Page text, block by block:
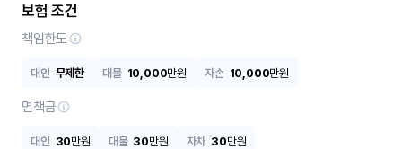
보험 조건
책임한도
대인 무제한 대물 10,000만원 자손 10,000만원
면책금
대인 30만원 대물 30만원 자차 30만원